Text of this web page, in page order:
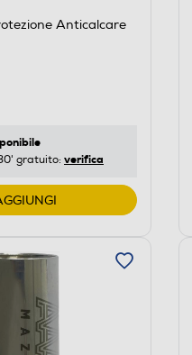
Anticalcare
gratuito: verifica